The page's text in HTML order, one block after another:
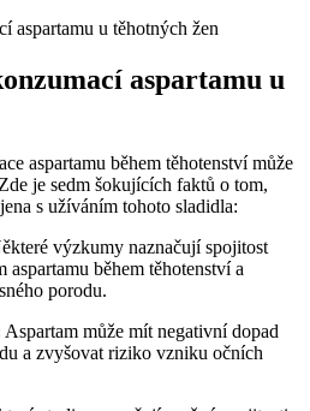
aspartamu u
aspartamu během těhotenství může
je sedm šokujících faktů o tom,
s užíváním tohoto sladidla:
výzkumy naznačují spojitost
během těhotenství a
porodu.
Aspartam může mít negativní dopad
a zvyšovat riziko vzniku očních